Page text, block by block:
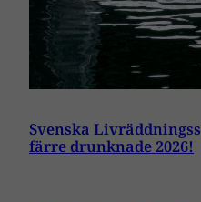
Svenska
färre drunknade 2026!